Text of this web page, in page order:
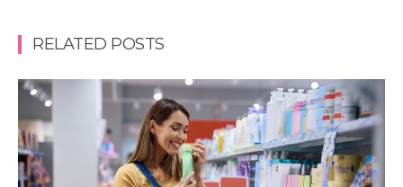
RELATED POSTS